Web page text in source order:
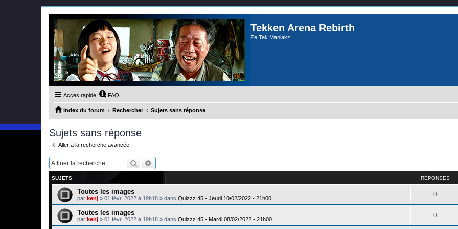
Tekken Arena Rebirth
Ze Tek Maniakz
Accès rapide FAQ
Index du forum Rechercher Sujets sans réponse
Sujets sans réponse
Aller à la recherche avancée
Rechercher
SUJETS RÉPONSES
Toutes les images
par kenj » 01 févr. 2022 à 19h18 » dans Quizzz 45 - Jeudi 10/02/2022 - 21h00
0
Toutes les images
par kenj » 01 févr. 2022 à 19h18 » dans Quizzz 45 - Mardi 08/02/2022 - 21h00
0